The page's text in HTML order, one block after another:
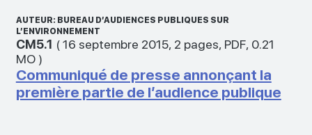
AUTEUR: BUREAU D’AUDIENCES PUBLIQUES SUR
L’ENVIRONNEMENT
CM5.1 (16 septembre 2015, 2 pages, PDF, 0.21
MO)
Communiqué de presse annonçant la
première partie de l’audience publique